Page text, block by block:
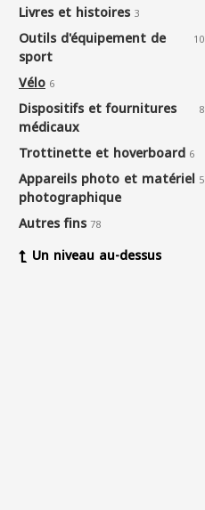
Livres et histoires 3
Outils d'équipement de
sport
10
Vélo 6
Dispositifs et fournitures
médicaux
8
Trottinette et hoverboard 6
Appareils photo et matériel
photographique
5
Autres fins78
Un niveau au-dessus